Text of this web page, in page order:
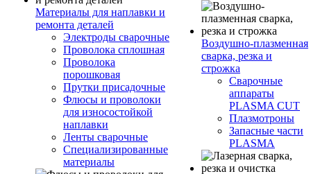
Материалы для наплавки и
ремонта деталей
Электроды сварочные
Проволока сплошная
Проволока
порошковая
Прутки присадочные
Флюсы и проволоки
для износостойкой
наплавки
Ленты сварочные
Специализированные
материалы
Воздушно-плазменная
сварка, резка и
строжка
Сварочные
аппараты
PLASMA CUT
Плазмотроны
Запасные части
PLASMA